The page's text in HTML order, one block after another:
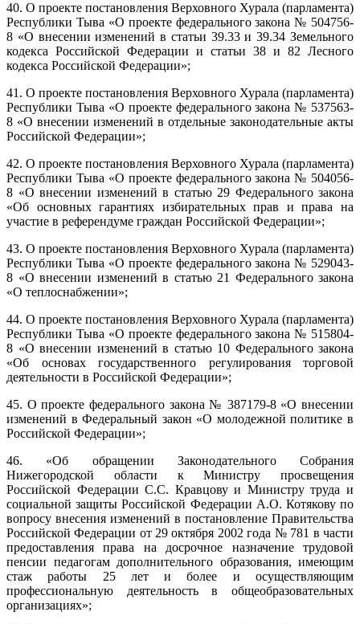
40. О проекте постановления Верховного Хурала (парламента)
Республики Тыва «О проекте федерального закона № 504756-
8 «О внесении изменений в статьи 39.33 и 39.34 Земельного
кодекса Российской Федерации и статьи 38 и 82 Лесного
кодекса Российской Федерации»;
41. О проекте постановления Верховного Хурала (парламента)
Республики Тыва «О проекте федерального закона № 537563-
8 «О внесении изменений в отдельные законодательные акты
Российской Федерации»;
42. О проекте постановления Верховного Хурала (парламента)
Республики Тыва «О проекте федерального закона № 504056-
8 «О внесении изменений в статью 29 Федерального закона
«Об основных гарантиях избирательных прав и права на
участие в референдуме граждан Российской Федерации»;
43. О проекте постановления Верховного Хурала (парламента)
Республики Тыва «О проекте федерального закона № 529043-
8 «О внесении изменений в статью 21 Федерального закона
«О теплоснабжении»;
44. О проекте постановления Верховного Хурала (парламента)
Республики Тыва «О проекте федерального закона № 515804-
8 «О внесении изменений в статью 10 Федерального закона
«Об основах государственного регулирования торговой
деятельности в Российской Федерации»;
45. О проекте федерального закона № 387179-8 «О внесении
изменений в Федеральный закон «О молодежной политике в
Российской Федерации»;
46. «Об обращении Законодательного Собрания
Нижегородской области к Министру просвещения
Российской Федерации С.С. Кравцову и Министру труда и
социальной защиты Российской Федерации А.О. Котякову по
вопросу внесения изменений в постановление Правительства
Российской Федерации от 29 октября 2002 года № 781 в части
предоставления права на досрочное назначение трудовой
пенсии педагогам дополнительного образования, имеющим
стаж работы 25 лет и более и осуществляющим
профессиональную деятельность в общеобразовательных
организациях»;